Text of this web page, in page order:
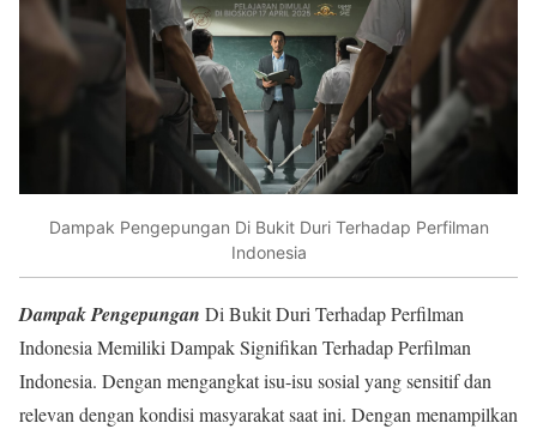
Dampak Pengepungan Di Bukit Duri Terhadap Perfilman
Indonesia
Dampak Pengepungan Di Bukit Duri Terhadap Perfilman
Indonesia Memiliki Dampak Signifikan Terhadap Perfilman
Indonesia. Dengan mengangkat isu-isu sosial yang sensitif dan
relevan dengan kondisi masyarakat saat ini. Dengan menampilkan